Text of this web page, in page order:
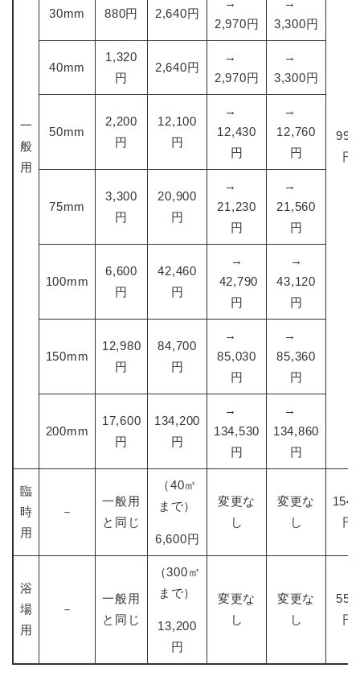
一
般
用
99.0
円
30mm 880円 2,640円
→
2,970円
→
3,300円
40mm
1,320
円
2,640円
→
2,970円
→
3,300円
50mm
2,200
円
12,100
円
→
12,430
円
→
12,760
円
75mm
3,300
円
20,900
円
→
21,230
円
→
21,560
円
100mm
6,600
円
42,460
円
→
42,790
円
→
43,120
円
150mm
12,980
円
84,700
円
→
85,030
円
→
85,360
円
200mm
17,600
円
134,200
円
→
134,530
円
→
134,860
円
臨
時
用
－
一般用
と同じ
（40㎥
まで）
6,600円
変更な
し
変更な
し
円
浴
場
用
－
一般用
と同じ
（300㎥
まで）
13,200
円
変更な
し
変更な
し
55.0
円